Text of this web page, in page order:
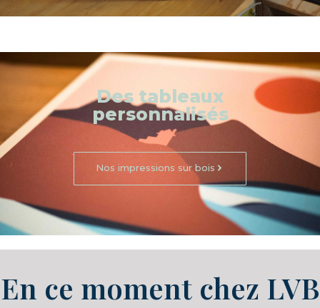
Des tableaux
personnalisés
Nos impressions sur bois
En ce moment chez LVB